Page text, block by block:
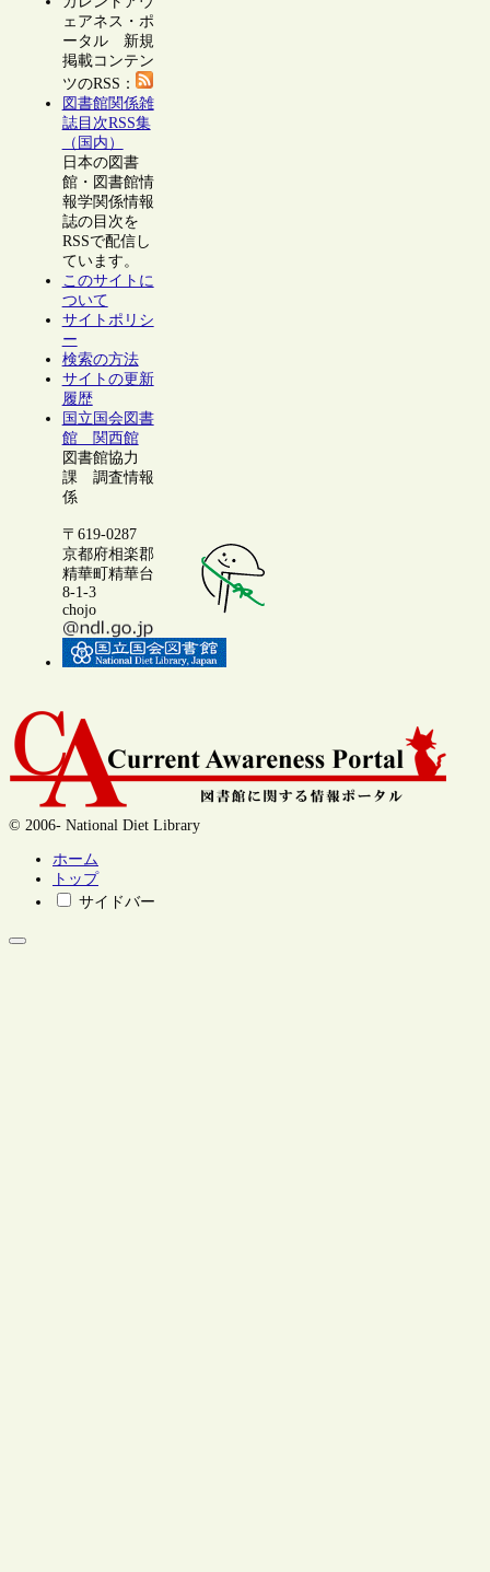
ェアネス・ポ
ータル 新規
掲載コンテン
ツのRSS：
図書館関係雑
誌目次RSS集
（国内）
日本の図書
館・図書館情
報学関係情報
誌の目次を
RSSで配信し
ています。
このサイトに
ついて
サイトポリシ
ー
検索の方法
サイトの更新
履歴
国立国会図書
館 関西館
図書館協力
課 調査情報
係
〒619-0287
京都府相楽郡
精華町精華台
8-1-3
chojo
© 2006- National Diet Library
ホーム
トップ
サイドバー